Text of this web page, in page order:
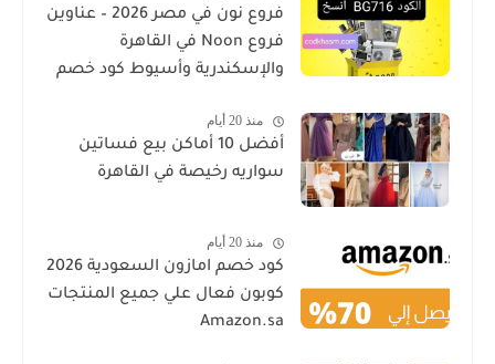
فروع نون في مصر 2026 – عناوين
فروع Noon في القاهرة
والإسكندرية وأسيوط كود خصم
منذ 20 أيام
أفضل 10 أماكن بيع فساتين
سواريه رخيصة في القاهرة
منذ 20 أيام
كود خصم امازون السعودية 2026
كوبون فعال علي جميع المنتجات
Amazon.sa